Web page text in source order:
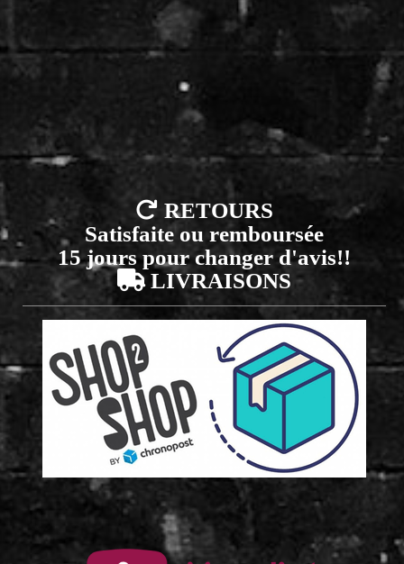
 RETOURS
Satisfaite ou remboursée
15 jours pour changer d'avis!!
 LIVRAISONS